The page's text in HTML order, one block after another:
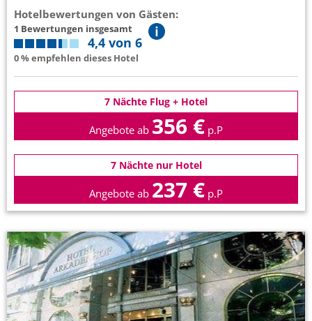
Hotelbewertungen von Gästen:
1 Bewertungen insgesamt
4,4 von 6
0 % empfehlen dieses Hotel
7 Nächte Flug + Hotel
Angebote ab 356 € p.P
7 Nächte nur Hotel
Angebote ab 237 € p.P